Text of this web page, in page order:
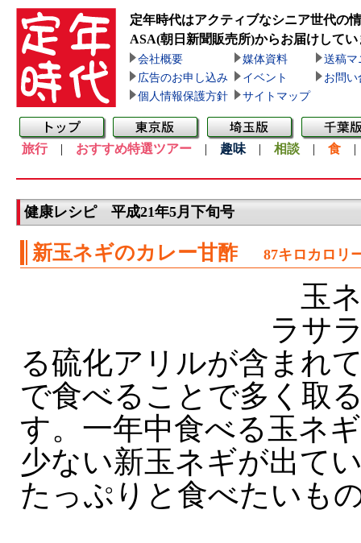
定年時代はアクティブなシニア世代の
ASA(朝日新聞販売所)からお届けしてい
会社概要 媒体資料
送稿マ
広告のお申し込み
イベント
お問い
個人情報保護方針
サイトマップ
旅行| おすすめ特選ツアー | 趣味 | 相談 | 食
健康レシピ 平成21年5月下旬号
新玉ネギのカレー甘酢 87キロカロリ
玉ネ
ラサ
る硫化アリルが含まれ
で食べることで多く取
す。一年中食べる玉ネ
少ない新玉ネギが出て
たっぷりと食べたいも